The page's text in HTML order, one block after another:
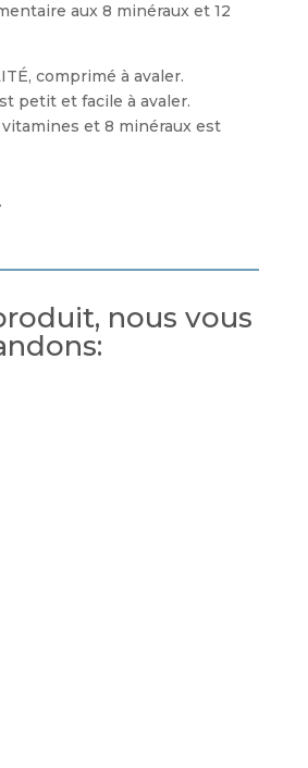
aux 8 minéraux et 12
comprimé à avaler.
petit et facile à avaler.
vitamines et 8 minéraux est
nous vous